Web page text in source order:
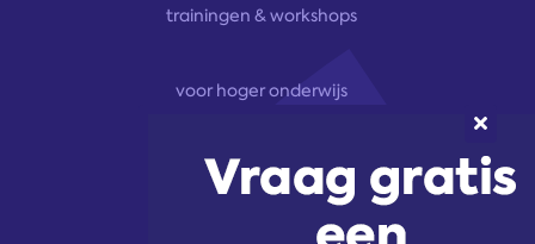
trainingen & workshops
voor hoger onderwijs
marketingoplossingen